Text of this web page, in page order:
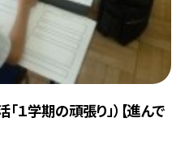
１学期の頑張り」）【進んで